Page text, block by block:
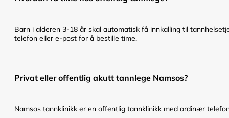
Barn i alderen 3-18 år skal automatisk få innkalling til
telefon eller e-post for å bestille time.
Privat eller offentlig akutt tannlege Namsos?
Namsos tannklinikk er en offentlig tannklinikk med ordinær